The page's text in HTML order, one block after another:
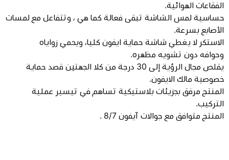
الفقاعات الهوائية.
حساسية لمس الشاشة تبقى فعالة كما هي ، وتتفاعل مع لمسات
الأصابع بسرعة.
الاستكر لا يغطي شاشة حماية ايفون كليا، ويحمي زواياه
وحوافه دون تشويه مظهره.
يقلص مجال الرؤية إلى 30 درجة من كلا الجهتين قصد حماية
خصوصية مالك الايفون.
المنتج مرفق بجزيئات بلاستيكية تساهم في تيسير عملية
التركيب.
المنتج متوافق مع جوالات آيفون 8/7 .